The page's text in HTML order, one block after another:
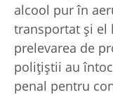
alcool pur în
transportat și el
prelevarea de
polițiștii au
penal pentru